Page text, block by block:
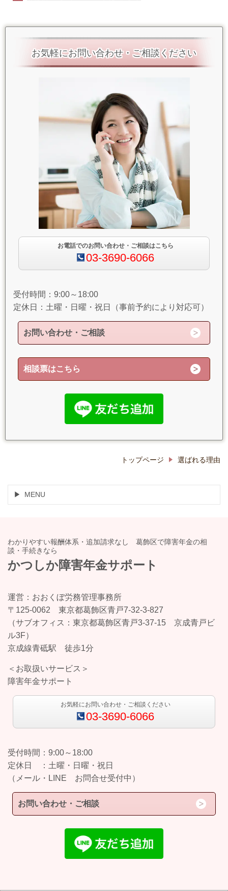
お気軽にお問い合わせ・ご相談ください
お電話でのお問い合わせ・ご相談はこちら
03-3690-6066
受付時間：9:00～18:00
定休日：土曜・日曜・祝日（事前予約により対応可）
お問い合わせ・ご相談
相談票はこちら
トップページ 選ばれる理由
MENU
わかりやすい報酬体系・追加請求なし 葛飾区で障害年金の相
談・手続きなら
かつしか障害年金サポート
運営：おおくぼ労務管理事務所
〒125-0062 東京都葛飾区青戸7-32-3-827
（サブオフィス：東京都葛飾区青戸3-37-15 京成青戸ビ
ル3F）
京成線青砥駅 徒歩1分
＜お取扱いサービス＞
障害年金サポート
お気軽にお問い合わせ・ご相談ください
03-3690-6066
受付時間：9:00～18:00
定休日 ：土曜・日曜・祝日
（メール・LINE お問合せ受付中）
お問い合わせ・ご相談